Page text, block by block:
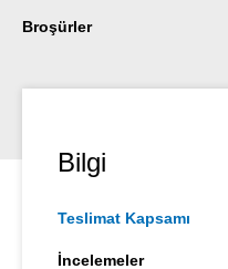
Broşürler
Bilgi
Teslimat Kapsamı
İncelemeler